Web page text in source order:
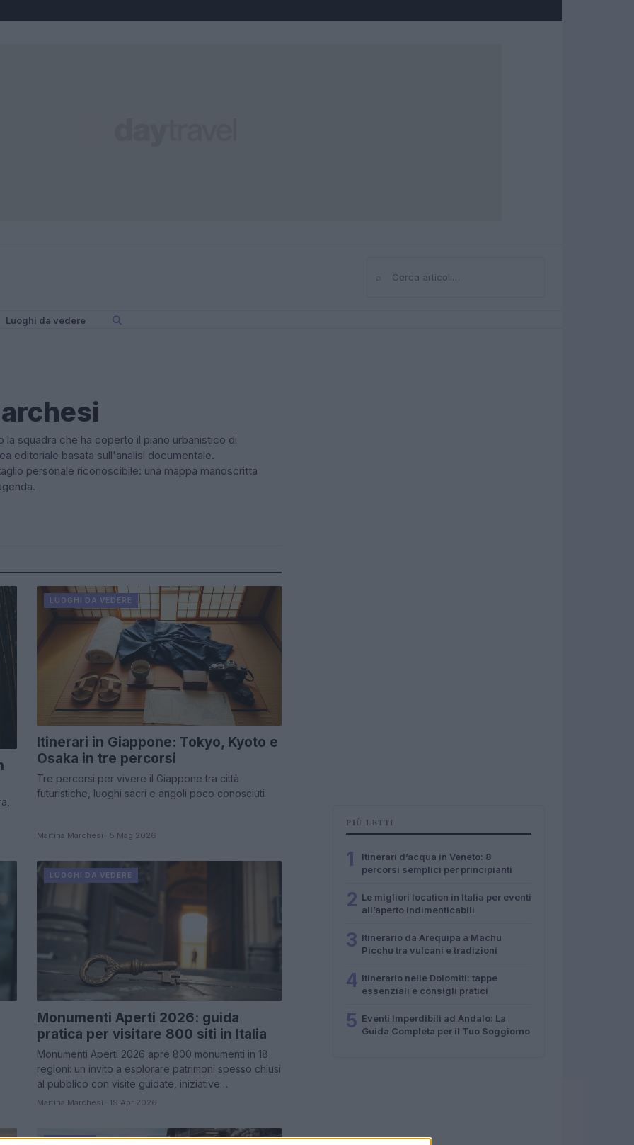
Cerca
Luoghi da vedere
la squadra che ha coperto il piano urbanistico di
editoriale basata sull'analisi documentale.
personale riconoscibile: una mappa manoscritta
LUOGHI DA VEDERE
Itinerari in Giappone: Tokyo, Kyoto e
Osaka in tre percorsi
Tre percorsi per vivere il Giappone tra città
futuristiche, luoghi sacri e angoli poco conosciuti
Martina Marchesi · 5 Mag 2026
LUOGHI DA VEDERE
Monumenti Aperti 2026: guida
pratica per visitare 800 siti in Italia
Monumenti Aperti 2026 apre 800 monumenti in 18
regioni: un invito a esplorare patrimoni spesso chiusi
al pubblico con visite guidate, iniziative…
Martina Marchesi · 19 Apr 2026
WEEKEND
PIÙ LETTI
1
Itinerari d’acqua in Veneto: 8
percorsi semplici per principianti
2 Le migliori location in Italia per eventi
all’aperto indimenticabili
3 Itinerario da Arequipa a Machu
Picchu tra vulcani e tradizioni
4 Itinerario nelle Dolomiti: tappe
essenziali e consigli pratici
5 Eventi Imperdibili ad Andalo: La
Guida Completa per il Tuo Soggiorno